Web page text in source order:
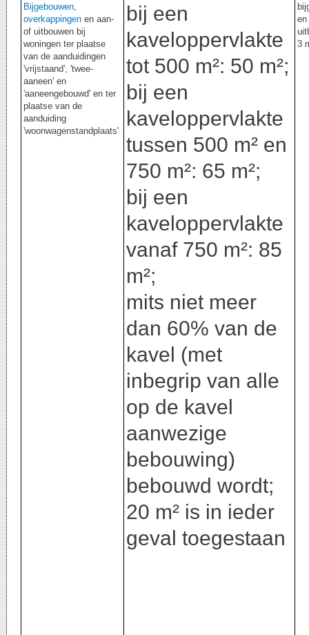
Bijgebouwen
overkappingen en aan-
of uitbouwen bij
woningen ter plaatse
van de aanduidingen
'vrijstaand', 'twee-
aaneen' en
'aaneengebouwd' en ter
plaatse van de
aanduiding
'woonwagenstandplaats'
bij een
kaveloppervlakte
tot 500 m²: 50 m²;
bij een
kaveloppervlakte
tussen 500 m² en
750 m²: 65 m²;
bij een
kaveloppervlakte
vanaf 750 m²: 85
m²;
mits niet meer
dan 60% van de
kavel (met
inbegrip van alle
op de kavel
aanwezige
bebouwing)
bebouwd wordt;
20 m² is in ieder
geval toegestaan
en
3